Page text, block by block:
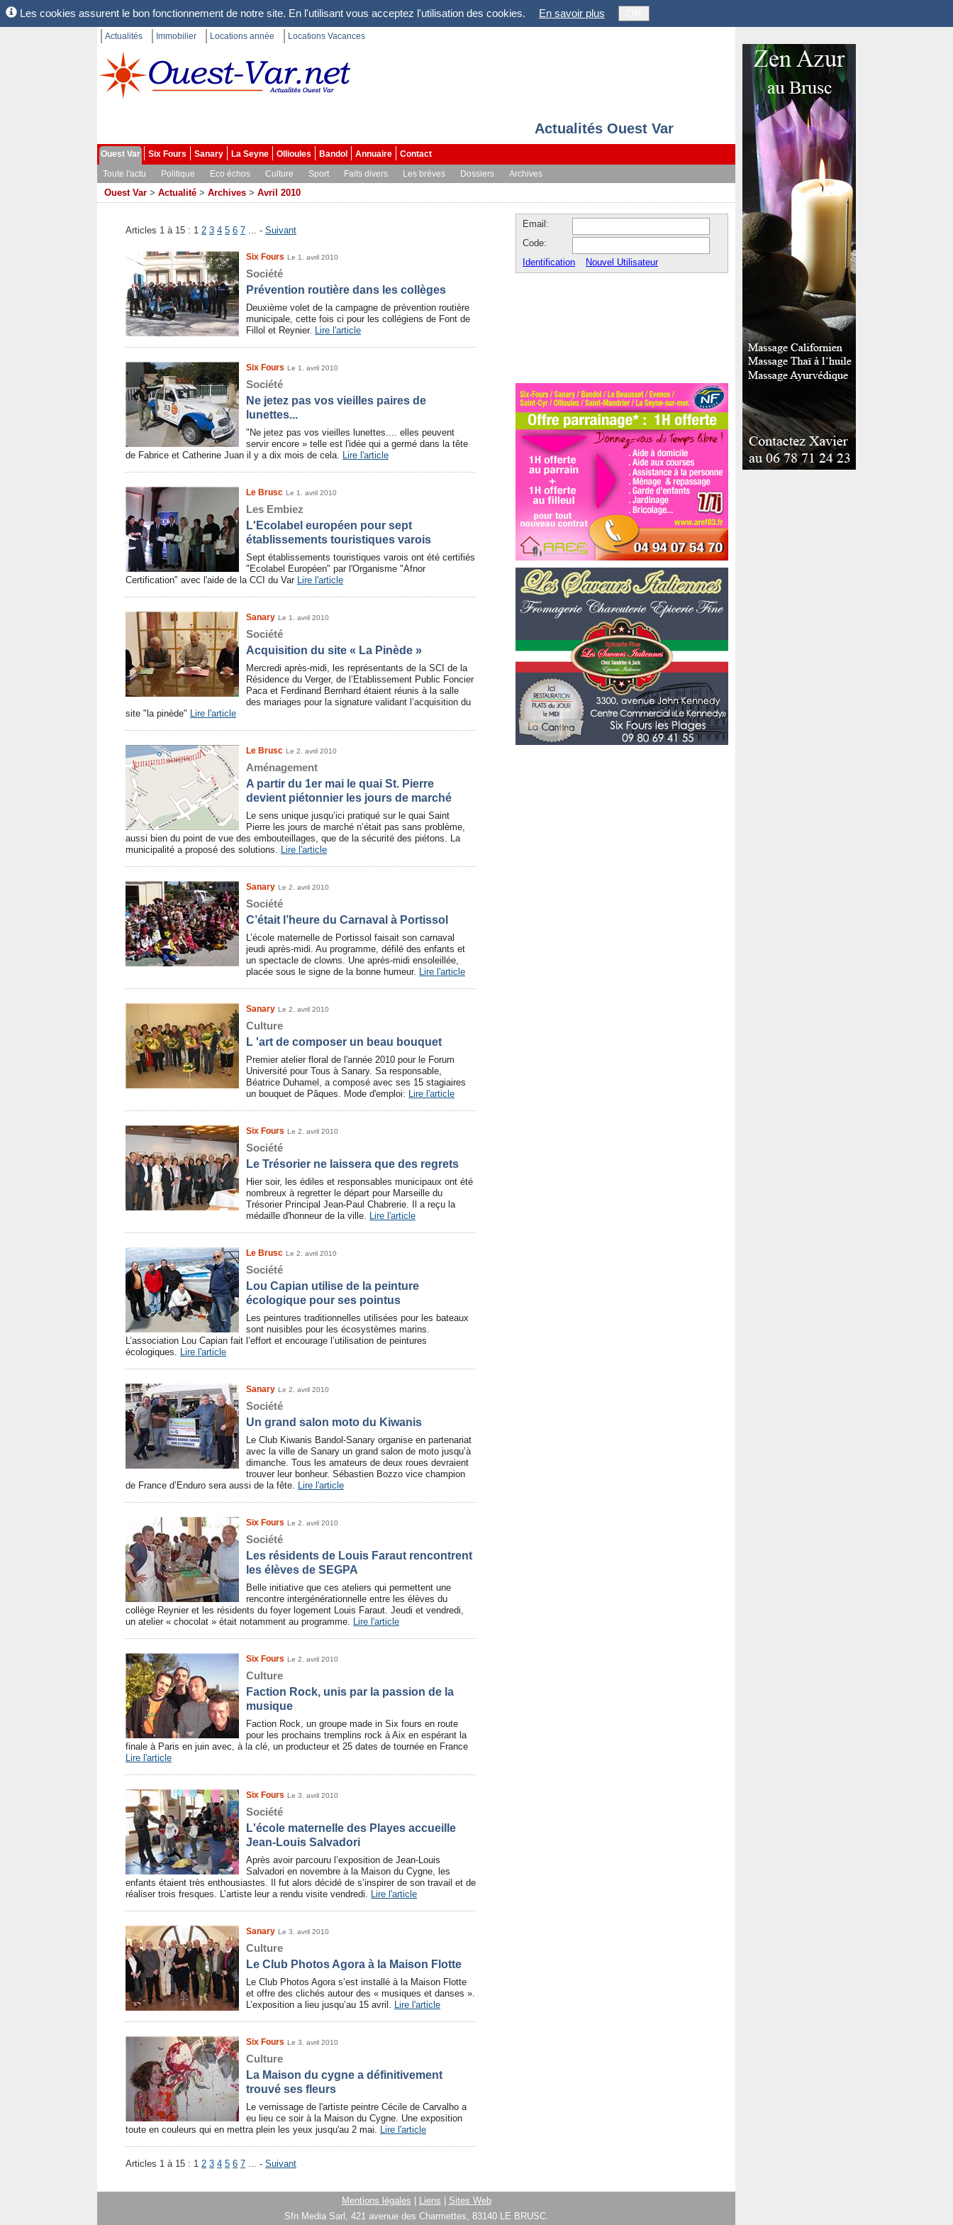
Les cookies assurent le bon fonctionnement de notre site. En l'utilisant vous acceptez l'utilisation des cookies. En savoir plus
Actualités Immobilier Locations année Locations Vacances
Actualités Ouest Var
Ouest Var Six Fours Sanary La Seyne Ollioules Bandol Annuaire
Contact
Toute l'actu
Politique Eco échos Culture Sport Faits divers Les brèves Dossiers Archives
Ouest Var > Actualité > Archives > Avril 2010
Articles 1 à 15 : 1 2 3 4 5 6 7 ... - Suivant
Six Fours Le 1. avril 2010
Société
Prévention routière dans les collèges
Deuxième volet de la campagne de prévention routière
municipale, cette fois ci pour les collégiens de Font de
Fillol et Reynier. Lire l'article
Six Fours Le 1. avril 2010
Société
Ne jetez pas vos vieilles paires de
lunettes...
"Ne jetez pas vos vieilles lunettes.... elles peuvent
servir encore » telle est l'idée qui a germé dans la tête
de Fabrice et Catherine Juan il y a dix mois de cela. Lire l'article
Le Brusc Le 1. avril 2010
Les Embiez
L'Ecolabel européen pour sept
établissements touristiques varois
Sept établissements touristiques varois ont été certifiés
"Ecolabel Européen" par l'Organisme "Afnor
Certification" avec l'aide de la CCI du Var Lire l'article
Sanary Le 1. avril 2010
Société
Acquisition du site « La Pinède »
Mercredi après-midi, les représentants de la SCI de la
Résidence du Verger, de l’Etablissement Public Foncier
Paca et Ferdinand Bernhard étaient réunis à la salle
des mariages pour la signature validant l’acquisition du
site "la pinède" Lire l'article
Le Brusc Le 2. avril 2010
Aménagement
A partir du 1er mai le quai St. Pierre
devient piétonnier les jours de marché
Le sens unique jusqu’ici pratiqué sur le quai Saint
Pierre les jours de marché n’était pas sans problème,
aussi bien du point de vue des embouteillages, que de la sécurité des piétons. La
municipalité a proposé des solutions. Lire l'article
Sanary Le 2. avril 2010
Société
C’était l’heure du Carnaval à Portissol
L’école maternelle de Portissol faisait son carnaval
jeudi après-midi. Au programme, défilé des enfants et
un spectacle de clowns. Une après-midi ensoleillée,
placée sous le signe de la bonne humeur. Lire l'article
Sanary Le 2. avril 2010
Culture
L 'art de composer un beau bouquet
Premier atelier floral de l'année 2010 pour le Forum
Université pour Tous à Sanary. Sa responsable,
Béatrice Duhamel, a composé avec ses 15 stagiaires
un bouquet de Pâques. Mode d'emploi: Lire l'article
Six Fours Le 2. avril 2010
Société
Le Trésorier ne laissera que des regrets
Hier soir, les édiles et responsables municipaux ont été
nombreux à regretter le départ pour Marseille du
Trésorier Principal Jean-Paul Chabrerie. Il a reçu la
médaille d'honneur de la ville. Lire l'article
Le Brusc Le 2. avril 2010
Société
Lou Capian utilise de la peinture
écologique pour ses pointus
Les peintures traditionnelles utilisées pour les bateaux
sont nuisibles pour les écosystèmes marins.
L’association Lou Capian fait l’effort et encourage l’utilisation de peintures
écologiques. Lire l'article
Sanary Le 2. avril 2010
Société
Un grand salon moto du Kiwanis
Le Club Kiwanis Bandol-Sanary organise en partenariat
avec la ville de Sanary un grand salon de moto jusqu’à
dimanche. Tous les amateurs de deux roues devraient
trouver leur bonheur. Sébastien Bozzo vice champion
de France d’Enduro sera aussi de la fête. Lire l'article
Six Fours Le 2. avril 2010
Société
Les résidents de Louis Faraut rencontrent
les élèves de SEGPA
Belle initiative que ces ateliers qui permettent une
rencontre intergénérationnelle entre les élèves du
collège Reynier et les résidents du foyer logement Louis Faraut. Jeudi et vendredi,
un atelier « chocolat » était notamment au programme. Lire l'article
Six Fours Le 2. avril 2010
Culture
Faction Rock, unis par la passion de la
musique
Faction Rock, un groupe made in Six fours en route
pour les prochains tremplins rock à Aix en espérant la
finale à Paris en juin avec, à la clé, un producteur et 25 dates de tournée en France
Lire l'article
Six Fours Le 3. avril 2010
Société
L'école maternelle des Playes accueille
Jean-Louis Salvadori
Après avoir parcouru l’exposition de Jean-Louis
Salvadori en novembre à la Maison du Cygne, les
enfants étaient très enthousiastes. Il fut alors décidé de s’inspirer de son travail et de
réaliser trois fresques. L’artiste leur a rendu visite vendredi. Lire l'article
Sanary Le 3. avril 2010
Culture
Le Club Photos Agora à la Maison Flotte
Le Club Photos Agora s’est installé à la Maison Flotte
et offre des clichés autour des « musiques et danses ».
L’exposition a lieu jusqu’au 15 avril. Lire l'article
Six Fours Le 3. avril 2010
Culture
La Maison du cygne a définitivement
trouvé ses fleurs
Le vernissage de l'artiste peintre Cécile de Carvalho a
eu lieu ce soir à la Maison du Cygne. Une exposition
toute en couleurs qui en mettra plein les yeux jusqu'au 2 mai. Lire l'article
Articles 1 à 15 : 1 2 3 4 5 6 7 ... - Suivant
Email:
Code:
Identification
Nouvel Utilisateur
Mentions légales Liens
Sites Web
Sfn Media Sarl, 421 avenue des Charmettes, 83140 LE BRUSC.